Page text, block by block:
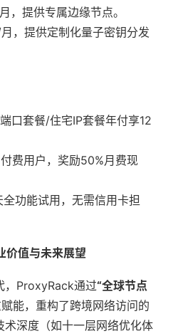
，提供专属边缘节点。
，提供定制化量子密钥分发
口套餐/住宅IP套餐年付享12
费用户，奖励50%月费现
全功能试用，无需信用卡担
价值与未来展望
，ProxyRack通过“全球节点
能，重构了跨境网络访问的
深度（如十一层网络优化体